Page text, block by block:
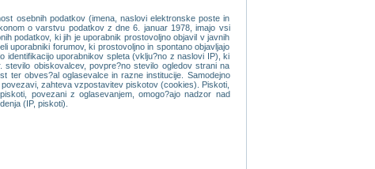
osebnih podatkov (imena, naslovi elektronske poste in
o varstvu podatkov z dne 6. januar 1978, imajo vsi
podatkov, ki jih je uporabnik prostovoljno objavil v javnih
uporabniki forumov, ki prostovoljno in spontano objavljajo
identifikacijo uporabnikov spleta (vklju?no z naslovi IP), ki
obiskovalcev, povpre?no stevilo ogledov strani na
ter obves?al oglasevalce in razne institucije. Samodejno
zahteva vzpostavitev piskotov (cookies). Piskoti,
povezani z oglasevanjem, omogo?ajo nadzor nad
(IP, piskoti).